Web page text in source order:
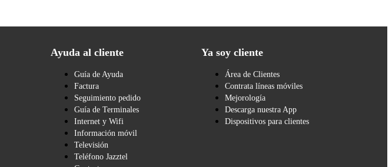
Ayuda al cliente
Guía de Ayuda
Factura
Seguimiento pedido
Guía de Terminales
Internet y Wifi
Información móvil
Televisión
Teléfono Jazztel
Ya soy cliente
Área de Clientes
Contrata líneas móviles
Mejorología
Descarga nuestra App
Dispositivos para clientes